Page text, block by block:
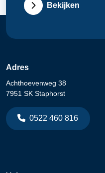
Bekijken
Adres
Achthoevenweg 38
7951 SK Staphorst
0522 460 816